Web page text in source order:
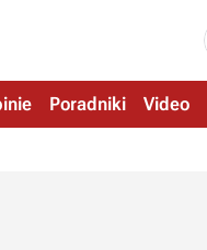
Poradniki Video